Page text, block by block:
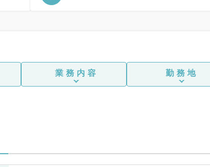
業務内容 勤務地